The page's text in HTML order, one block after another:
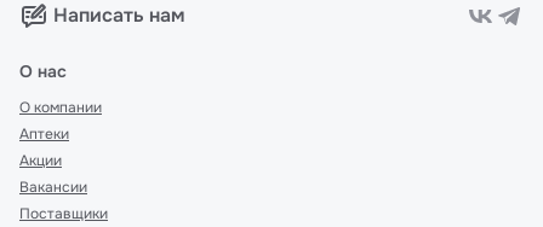
Написать нам
О нас
О компании
Аптеки
Акции
Вакансии
Поставщики